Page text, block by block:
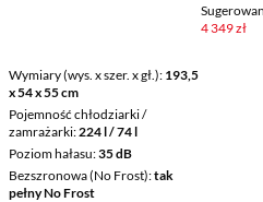
Wymiary (wys. x szer. x gł.) 193,5
x 54 x 55 cm
Pojemność chłodziarki /
zamrażarki 224 l / 74 l
Poziom hałasu 35 dB
Bezszronowa (No Frost) tak
pełny No Frost
4 349 zł